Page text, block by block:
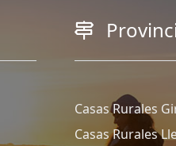
Casas Rurales
Casas Rurales